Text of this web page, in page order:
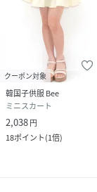
クーポン対象
韓国子供服 Bee
ミニスカート
2,038円
18ポイント(1倍)